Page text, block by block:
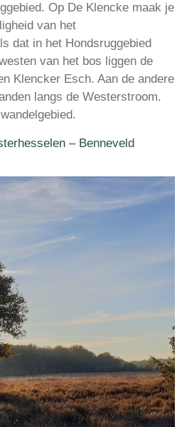
Op De Klencke maak je
van het
dat in het Hondsruggebied
van het bos liggen de
Klencker Esch. Aan de andere
langs de Westerstroom.
– Benneveld